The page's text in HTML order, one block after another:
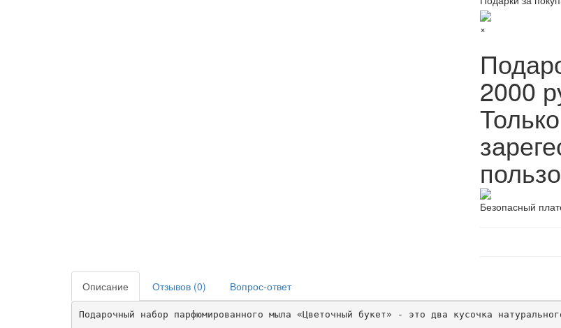
×
2000
Безопасный
Описание Отзывов (0) Вопрос-ответ
Подарочный набор парфюмированного мыла «Цветочный букет» - это два кусочка